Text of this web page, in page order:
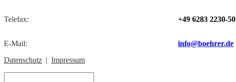
Telefax: +49 6283 2230-50
E-Mail:
info@boehrer.de
Datenschutz | Impressum